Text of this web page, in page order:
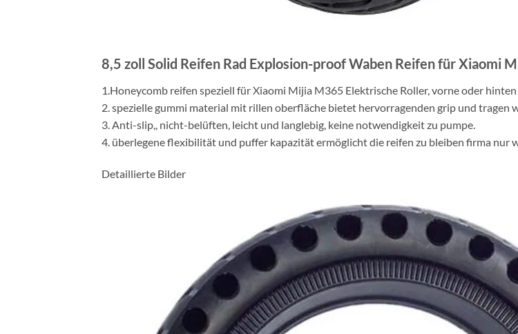
8,5 zoll Solid Reifen Rad Explosion-proof Waben Reifen für Xiaomi
1.Honeycomb reifen speziell für Xiaomi Mijia M365 Elektrische Roller, vorne oder
2. spezielle gummi material mit rillen oberfläche bietet hervorragenden grip und tragen
3. Anti-slip,, nicht-belüften, leicht und langlebig, keine notwendigkeit zu pumpe.
4. überlegene flexibilität und puffer kapazität ermöglicht die reifen zu bleiben firma
Detaillierte Bilder